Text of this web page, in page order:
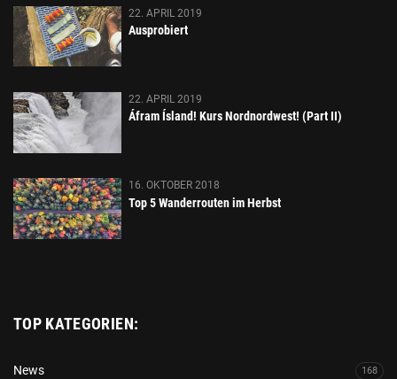
22. APRIL 2019
Ausprobiert
22. APRIL 2019
Áfram Ísland! Kurs Nordnordwest! (Part II)
16. OKTOBER 2018
Top 5 Wanderrouten im Herbst
TOP KATEGORIEN:
News 168